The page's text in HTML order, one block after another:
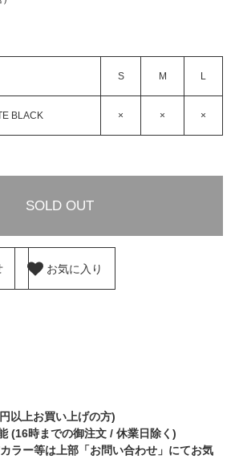
S M L
BLACK × × ×
SOLD OUT
お気に入り
以上お買い上げの方)
(16時までの御注文 / 休業日除く)
ラー等は上部「お問い合わせ」にてお気